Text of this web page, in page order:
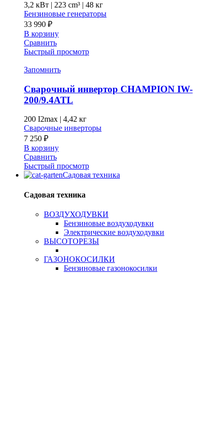
3,2 кВт | 223 cm³ | 48 кг
Бензиновые генераторы
33 990 ₽
В корзину
Сравнить
Быстрый просмотр
Запомнить
Сварочный инвертор CHAMPION IW-
200/9.4ATL
200 I2max
4,42 кг
Сварочные инверторы
7 250 ₽
В корзину
Сравнить
Быстрый просмотр
Садовая техника
Садовая техника
ВОЗДУХОДУВКИ
Бензиновые воздуходувки
Электрические воздуходувки
ВЫСОТОРЕЗЫ
ГАЗОНОКОСИЛКИ
Бензиновые газонокосилки